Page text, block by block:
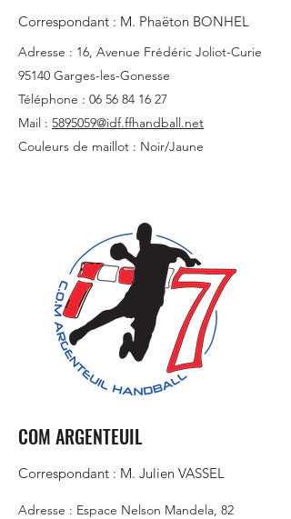
Correspondant : M. Phaëton BONHEL
Adresse : 16, Avenue Frédéric Joliot-Curie
95140 Garges-les-Gonesse
Téléphone : 06 56 84 16 27
Mail : 5895059@idf.ffhandball.net
Couleurs de maillot : Noir/Jaune
COM ARGENTEUIL
Correspondant : M. Julien VASSEL
Adresse : Espace Nelson Mandela, 82